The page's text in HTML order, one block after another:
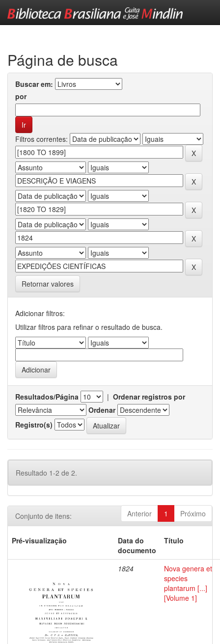
Página de busca
Buscar em:
por
Filtros correntes:
Retornar valores
Adicionar filtros:
Utilizar filtros para refinar o resultado de busca.
Resultados/Página | Ordenar registros por
Ordenar
Registro(s)
Resultado 1-2 de 2.
Anterior 1 Próximo
Conjunto de itens:
Pré-visualização
Data do
documento
Título
1824
Nova genera et
species
plantarum [...]
[Volume 1]